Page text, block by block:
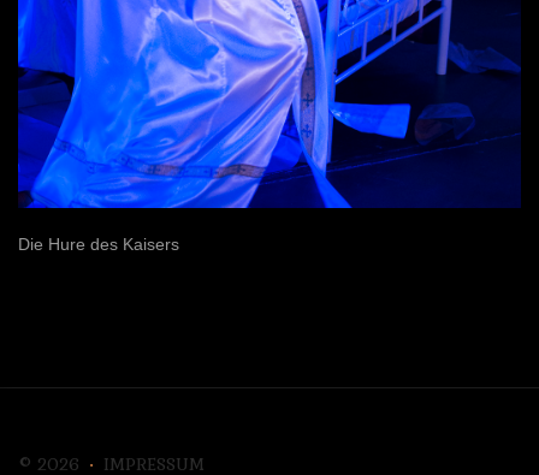
Die Hure des Kaisers
© 2026 IMPRESSUM